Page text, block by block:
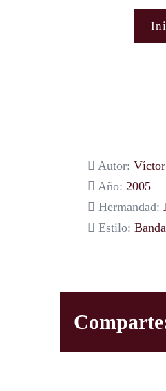
Autor:
Año: 2005
Hermandad:
Estilo: